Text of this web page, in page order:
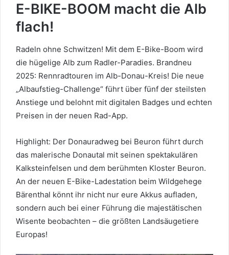
E-BIKE-BOOM macht die Alb
flach!
Radeln ohne Schwitzen! Mit dem E-Bike-Boom wird
die hügelige Alb zum Radler-Paradies. Brandneu
2025: Rennradtouren im Alb-Donau-Kreis! Die neue
„Albaufstieg-Challenge“ führt über fünf der steilsten
Anstiege und belohnt mit digitalen Badges und echten
Preisen in der neuen Rad-App.
Highlight: Der Donauradweg bei Beuron führt durch
das malerische Donautal mit seinen spektakulären
Kalksteinfelsen und dem berühmten Kloster Beuron.
An der neuen E-Bike-Ladestation beim Wildgehege
Bärenthal könnt ihr nicht nur eure Akkus aufladen,
sondern auch bei einer Führung die majestätischen
Wisente beobachten – die größten Landsäugetiere
Europas!